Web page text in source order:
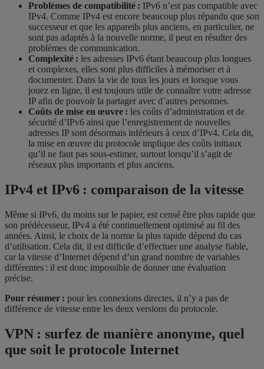
Problèmes de compatibilité : IPv6 n’est pas compatible avec
IPv4. Comme IPv4 est encore beaucoup plus répandu que son
successeur et que les appareils plus anciens, en particulier, ne
sont pas adaptés à la nouvelle norme, il peut en résulter des
problèmes de communication.
Complexité : les adresses IPv6 étant beaucoup plus longues
et complexes, elles sont plus difficiles à mémoriser et à
documenter. Dans la vie de tous les jours et lorsque vous
jouez en ligne, il est toujours utile de connaître votre adresse
IP afin de pouvoir la partager avec d’autres personnes.
Coûts de mise en œuvre : les coûts d’administration et de
sécurité d’IPv6 ainsi que l’enregistrement de nouvelles
adresses IP sont désormais inférieurs à ceux d’IPv4. Cela dit,
la mise en œuvre du protocole implique des coûts initiaux
qu’il ne faut pas sous-estimer, surtout lorsqu’il s’agit de
réseaux plus importants et plus anciens.
IPv4 et IPv6 : comparaison de la vitesse
Même si IPv6, du moins sur le papier, est censé être plus rapide que
son prédécesseur, IPv4 a été continuellement optimisé au fil des
années. Ainsi, le choix de la norme la plus rapide dépend du cas
d’utilisation. Cela dit, il est difficile d’effectuer une analyse fiable,
car la vitesse d’Internet dépend d’un grand nombre de variables
différentes : il est donc impossible de donner une évaluation
précise.
Pour résumer : pour les connexions directes, il n’y a pas de
différence de vitesse entre les deux versions du protocole.
VPN : surfez de manière anonyme, quel
que soit le protocole Internet